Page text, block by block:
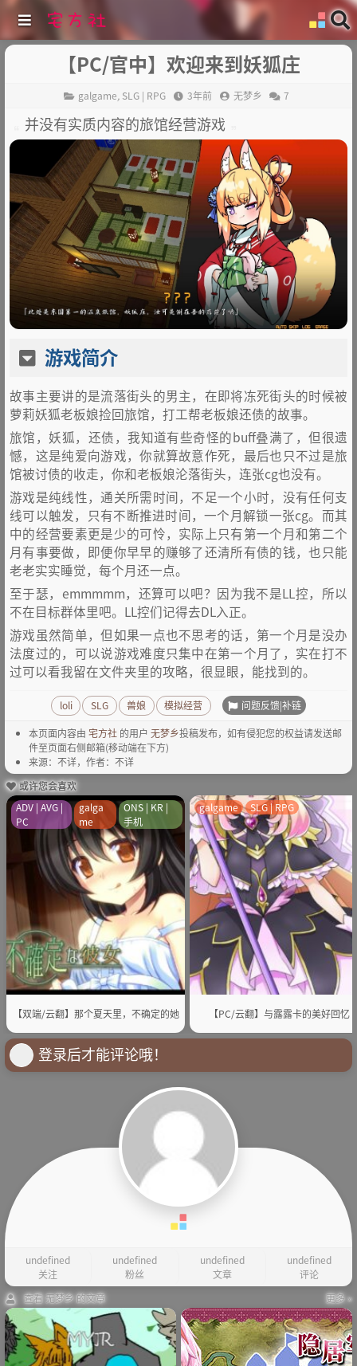
【PC/官中】欢迎来到妖狐庄
galgame, SLG | RPG 3年前 无梦乡 7
并没有实质内容的旅馆经营游戏
游戏简介
故事主要讲的是流落街头的男主，在即将冻死街头的时候被
萝莉妖狐老板娘捡回旅馆，打工帮老板娘还债的故事。
旅馆，妖狐，还债，我知道有些奇怪的buff叠满了，但很遗
憾，这是纯爱向游戏，你就算故意作死，最后也只不过是旅
馆被讨债的收走，你和老板娘沦落街头，连张cg也没有。
游戏是纯线性，通关所需时间，不足一个小时，没有任何支
线可以触发，只有不断推进时间，一个月解锁一张cg。而其
中的经营要素更是少的可怜，实际上只有第一个月和第二个
月有事要做，即便你早早的赚够了还清所有债的钱，也只能
老老实实睡觉，每个月还一点。
至于瑟，emmmmm，还算可以吧？因为我不是LL控，所以
不在目标群体里吧。LL控们记得去DL入正。
游戏虽然简单，但如果一点也不思考的话，第一个月是没办
法度过的，可以说游戏难度只集中在第一个月了，实在打不
过可以看我留在文件夹里的攻略，很显眼，能找到的。
loli SLG 兽娘 模拟经营 问题反馈|补链
本页面内容由 宅方社 的用户 无梦乡投稿发布，如有侵犯您的权益请发送邮
件至页面右侧邮箱(移动端在下方)
来源：不详，作者：不详
或许您会喜欢
【双端/云翻】那个夏天里，不确定的她
ADV | AVG |
PC
galga
me
ONS | KR |
手机
【PC/云翻】与露露卡的美好回忆
galgame SLG | RPG
登录后才能评论哦！
undefined
关注
undefined
粉丝
undefined
文章
undefined
评论
查看 无梦乡 的文章
更多 »